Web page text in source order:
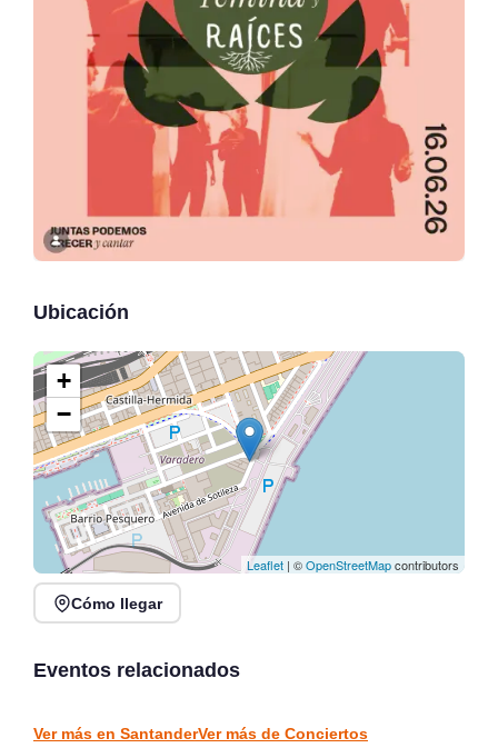
Ubicación
+
−
Leaflet | ©OpenStreetMapcontributors
Cómo llegar
Eventos relacionados
directo en Sarón
Sarón
Ver más en SantanderVer más de Conciertos